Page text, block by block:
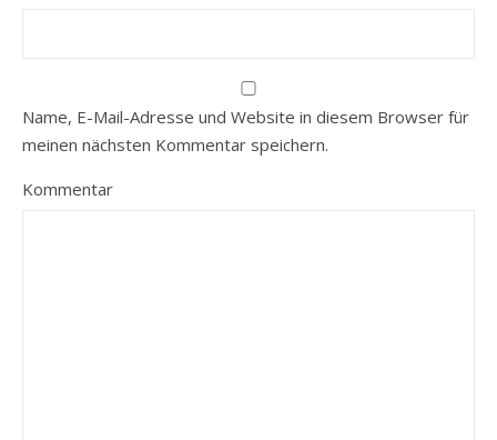
Name, E-Mail-Adresse und Website in diesem Browser für
meinen nächsten Kommentar speichern.
Kommentar